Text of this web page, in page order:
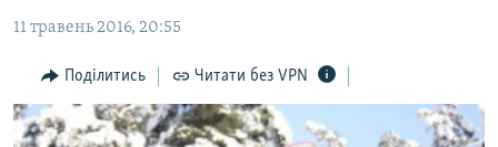
основної
навігації
Перейти
до
пошуку
БЛОГИ
ПОГЛЯД
ІНТЕРВ'Ю
11 травень 2016, 20:55
Поділитись Читати без VPN